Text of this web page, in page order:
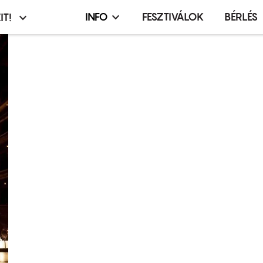
Infó,
INFO FESZTIVÁLOK BÉRLÉS